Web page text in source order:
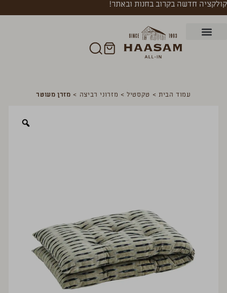
קולקציה חדשה בקרוב בחנות ובאתר!
עמוד הבית > טקסטיל> מזרוני רביצה > מזרן מעוטר